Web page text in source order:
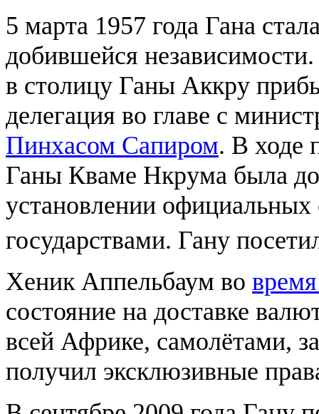
5 марта 1957 года Гана
добившейся
в столицу Ганы Аккру
делегация во главе с
Пинхасом Сапиром. В ходе
Ганы Кваме Нкрума была
установлении
государствами. Гану
Хеник Аппельбаум во
состояние на доставке
всей Африке, самолётами,
получил эксклюзивные